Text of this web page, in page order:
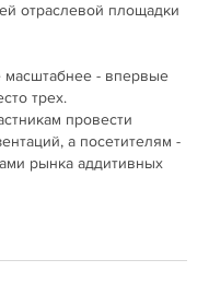
отраслевой площадки
масштабнее - впервые
трех.
провести
а посетителям -
рынка аддитивных